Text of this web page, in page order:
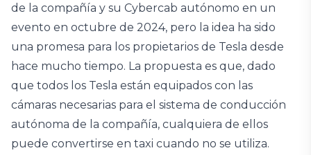
de la compañía y su Cybercab autónomo en un
evento en octubre de 2024, pero la idea ha sido
una promesa para los propietarios de Tesla desde
hace mucho tiempo. La propuesta es que, dado
que todos los Tesla están equipados con las
cámaras necesarias para el sistema de conducción
autónoma de la compañía, cualquiera de ellos
puede convertirse en taxi cuando no se utiliza.